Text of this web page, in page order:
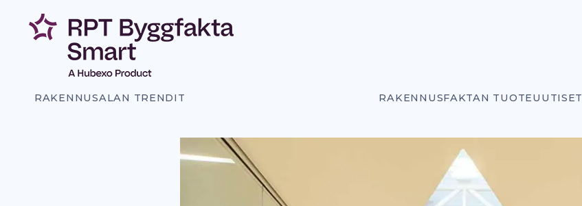
sisältöön
RAKENNUSALAN TRENDIT RAKENNUSFAKTAN TUOTEUUTISET